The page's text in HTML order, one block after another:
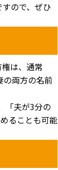
ので、ぜひ
は、通常
の両方の名前
「夫が3分の
ることも可能